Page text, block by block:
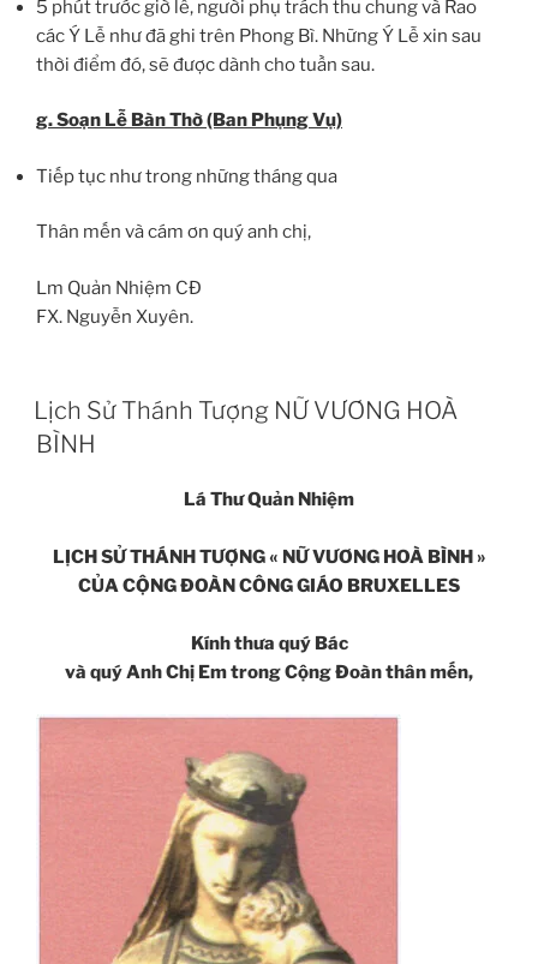
5 phút trước giờ lễ, người phụ trách thu chung và Rao
các Ý Lễ như đã ghi trên Phong Bì. Những Ý Lễ xin sau
thời điểm đó, sẽ được dành cho tuần sau.
g. Soạn Lễ Bàn Thờ (Ban Phụng Vụ)
Tiếp tục như trong những tháng qua
Thân mến và cám ơn quý anh chị,
Lm Quản Nhiệm CĐ
FX. Nguyễn Xuyên.
Lịch Sử Thánh Tượng NỮ VƯƠNG HOÀ
BÌNH
Lá Thư Quản Nhiệm
LỊCH SỬ THÁNH TƯỢNG « NỮ VƯƠNG HOÀ BÌNH »
CỦA CỘNG ĐOÀN CÔNG GIÁO BRUXELLES
Kính thưa quý Bác
và quý Anh Chị Em trong Cộng Đoàn thân mến,